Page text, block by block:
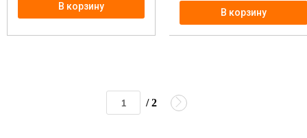
В корзину
В корзину
/ 2